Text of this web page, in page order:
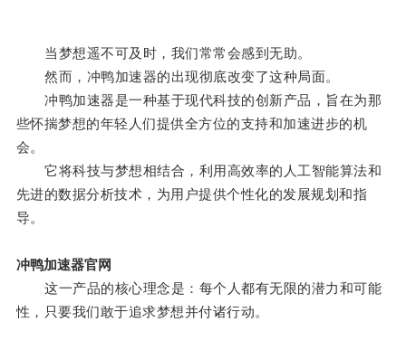
当梦想遥不可及时，我们常常会感到无助。
然而，冲鸭加速器的出现彻底改变了这种局面。
冲鸭加速器是一种基于现代科技的创新产品，旨在为那
些怀揣梦想的年轻人们提供全方位的支持和加速进步的机
会。
它将科技与梦想相结合，利用高效率的人工智能算法和
先进的数据分析技术，为用户提供个性化的发展规划和指
导。
冲鸭加速器官网
这一产品的核心理念是：每个人都有无限的潜力和可能
性，只要我们敢于追求梦想并付诸行动。